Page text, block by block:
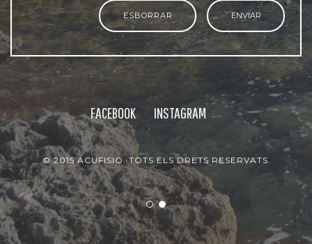
ESBORRAR ENVIAR
FACEBOOK INSTAGRAM
© 2015 ACUFISIO. TOTS ELS DRETS RESERVATS.